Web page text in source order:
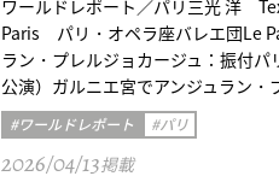
ワールドレポート／パリ三光 洋
Paris パリ・オペラ座バレエ団Le
ラン・プレルジョカージュ：振付
公演）ガルニエ宮でアンジュラン
#ワールドレポート #パリ
2026/04/13掲載